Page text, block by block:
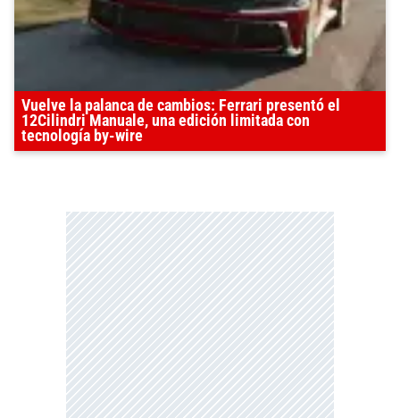
Vuelve la palanca de cambios: Ferrari presentó el
12Cilindri Manuale, una edición limitada con
tecnología by-wire